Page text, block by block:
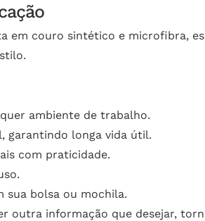
em couro sintético e microfibra,
ambiente de trabalho.
garantindo longa vida útil.
com praticidade.
sua bolsa ou mochila.
outra informação que desejar,